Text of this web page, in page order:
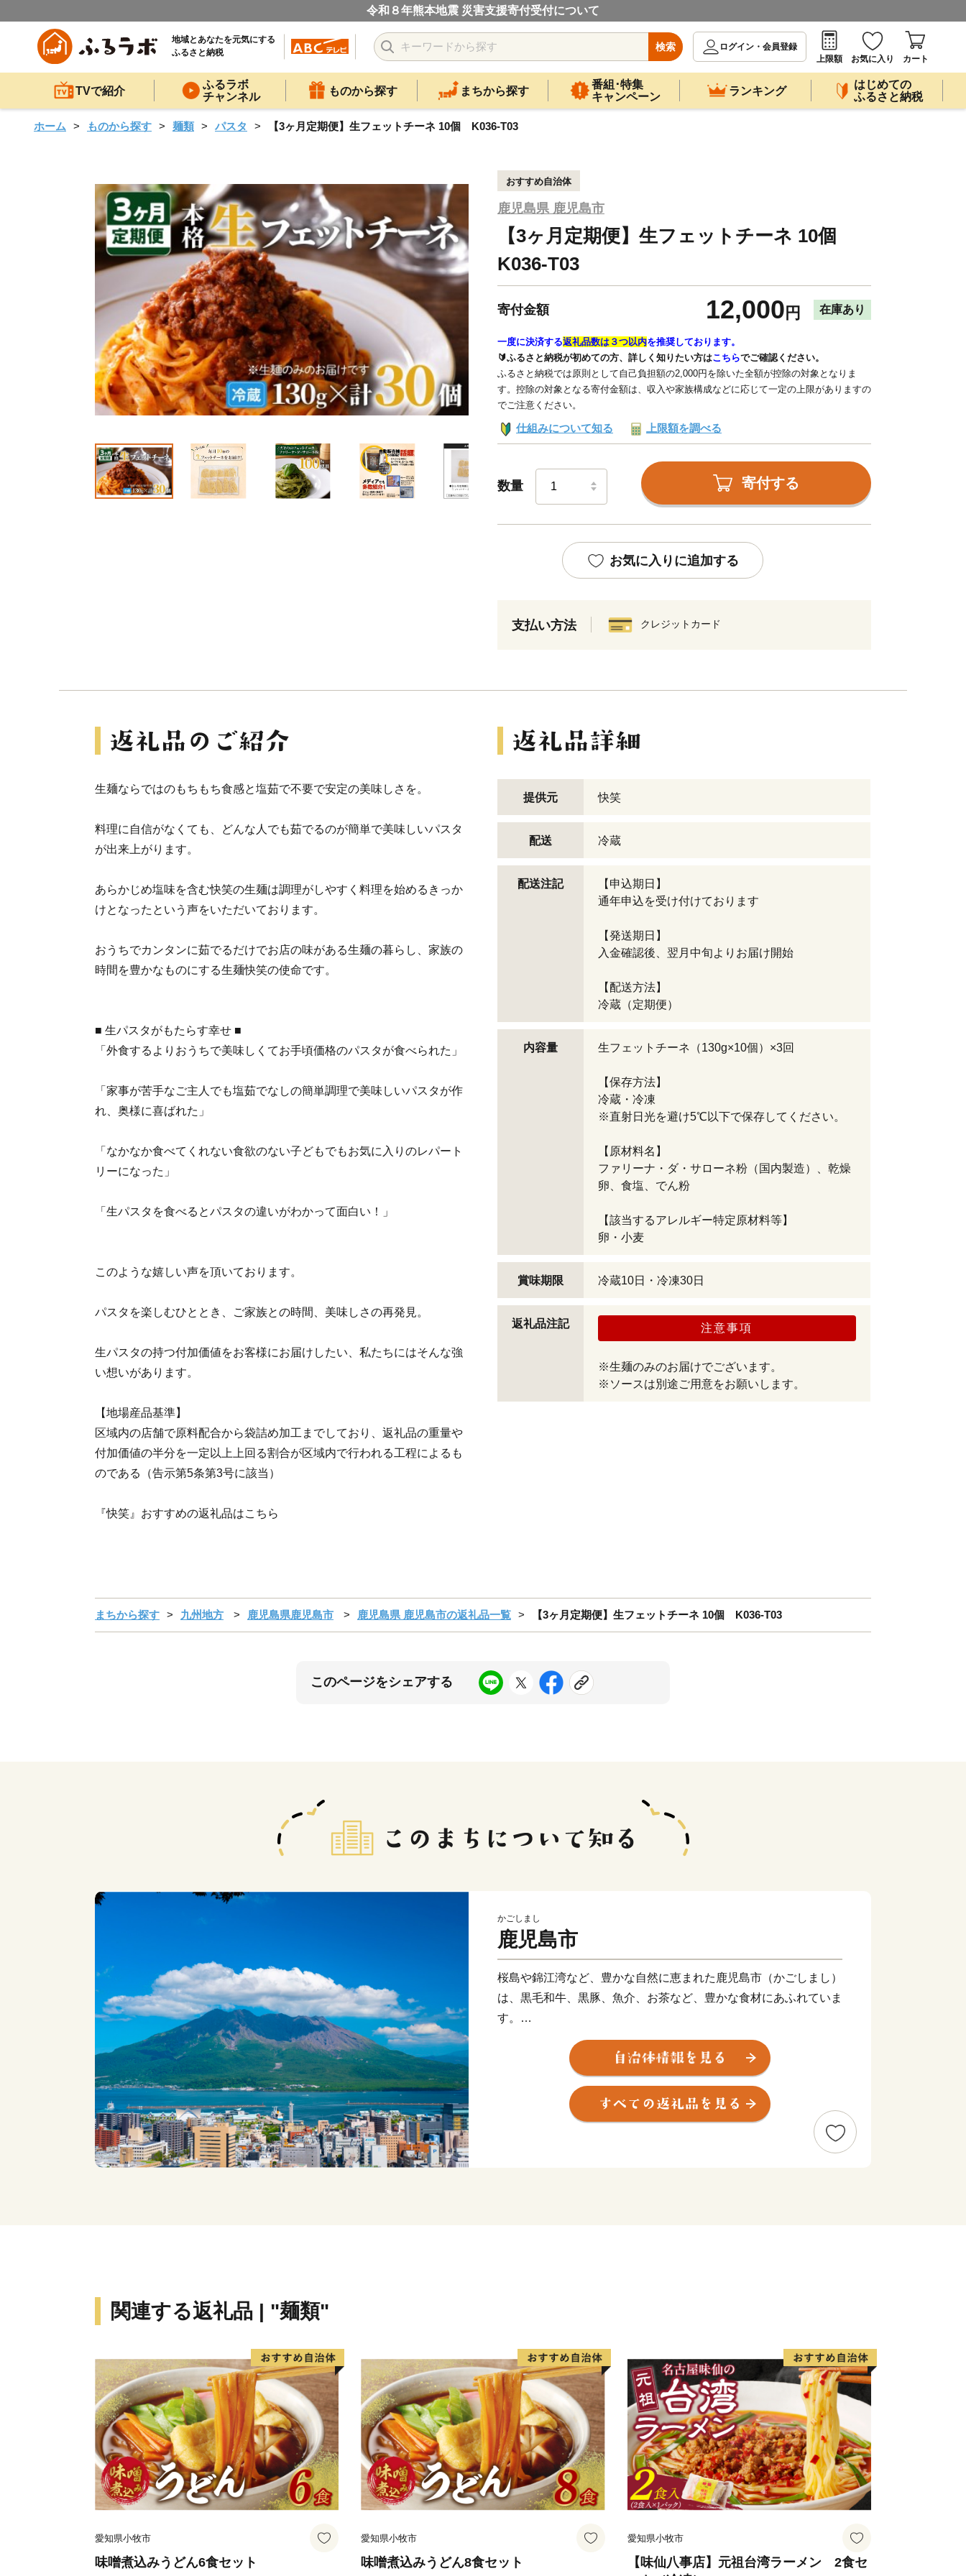
令和８年熊本地震 災害支援寄付受付について
地域とあなたを元気にする
ふるさと納税
検索
ログイン・会員登録
上限額
お気に入り カート
TVで紹介
ふるラボ
チャンネル
ものから探す まちから探す
番組･特集
キャンペーン
ランキング
はじめての
ふるさと納税
ホーム ものから探す 麺類 パスタ 【3ヶ月定期便】生フェットチーネ 10個 K036-T03
おすすめ自治体
鹿児島県 鹿児島市
【3ヶ月定期便】生フェットチーネ 10個
K036-T03
寄付金額 12,000 円 在庫あり
一度に決済する返礼品数は３つ以内を推奨しております。
🔰ふるさと納税が初めての方、詳しく知りたい方はこちらでご確認ください。
ふるさと納税では原則として自己負担額の2,000円を除いた全額が控除の対象となりま
す。控除の対象となる寄付金額は、収入や家族構成などに応じて一定の上限がありますの
でご注意ください。
仕組みについて知る 上限額を調べる
数量 寄付する
お気に入りに追加する
支払い方法 クレジットカード
生麺ならではのもちもち食感と塩茹で不要で安定の美味しさを。
料理に自信がなくても、どんな人でも茹でるのが簡単で美味しいパスタ
が出来上がります。
あらかじめ塩味を含む快笑の生麺は調理がしやすく料理を始めるきっか
けとなったという声をいただいております。
おうちでカンタンに茹でるだけでお店の味がある生麺の暮らし、家族の
時間を豊かなものにする生麺快笑の使命です。
■ 生パスタがもたらす幸せ ■
「外食するよりおうちで美味しくてお手頃価格のパスタが食べられた」
「家事が苦手なご主人でも塩茹でなしの簡単調理で美味しいパスタが作
れ、奥様に喜ばれた」
「なかなか食べてくれない食欲のない子どもでもお気に入りのレパート
リーになった」
「生パスタを食べるとパスタの違いがわかって面白い！」
このような嬉しい声を頂いております。
パスタを楽しむひととき、ご家族との時間、美味しさの再発見。
生パスタの持つ付加価値をお客様にお届けしたい、私たちにはそんな強
い想いがあります。
【地場産品基準】
区域内の店舗で原料配合から袋詰め加工までしており、返礼品の重量や
付加価値の半分を一定以上上回る割合が区域内で行われる工程によるも
のである（告示第5条第3号に該当）
『快笑』おすすめの返礼品はこちら
提供元 快笑
配送 冷蔵
配送注記
【申込期日】
通年申込を受け付けております
【発送期日】
入金確認後、翌月中旬よりお届け開始
【配送方法】
冷蔵（定期便）
内容量 生フェットチーネ（130g×10個）×3回
【保存方法】
冷蔵・冷凍
※直射日光を避け5℃以下で保存してください。
【原材料名】
ファリーナ・ダ・サローネ粉（国内製造）、乾燥
卵、食塩、でん粉
【該当するアレルギー特定原材料等】
卵・小麦
賞味期限 冷蔵10日・冷凍30日
返礼品注記 注意事項
※生麺のみのお届けでございます。
※ソースは別途ご用意をお願いします。
まちから探す 九州地方 鹿児島県鹿児島市 鹿児島県 鹿児島市の返礼品一覧 【3ヶ月定期便】生フェットチーネ 10個 K036-T03
このページをシェアする
かごしまし
鹿児島市
桜島や錦江湾など、豊かな自然に恵まれた鹿児島市（かごしまし）
は、黒毛和牛、黒豚、魚介、お茶など、豊かな食材にあふれていま
す。
産地ならではの味である焼酎やさつま揚げなど美味しい“食”の宝庫
伝統の技を受け継ぎ、高い技術で生み出された薩摩切子、薩摩焼な
◆お礼の品について◆
・鹿児島市に寄附をしていただいた方を対象に、お礼の品をお送り
します。
（鹿児島市内にお住まいの方にはお礼の品はお送りしていませ
ん。予めご了承ください。）
・お礼の品は、寄附の入金確認後、おおむね１か月以内にお届けい
たします。
場合もございます。）
関連する返礼品 | "麺類"
愛知県小牧市
味噌煮込みうどん6食セット
愛知県小牧市
味噌煮込みうどん8食セット
愛知県小牧市
【味仙八事店】元祖台湾ラーメン 2食セ